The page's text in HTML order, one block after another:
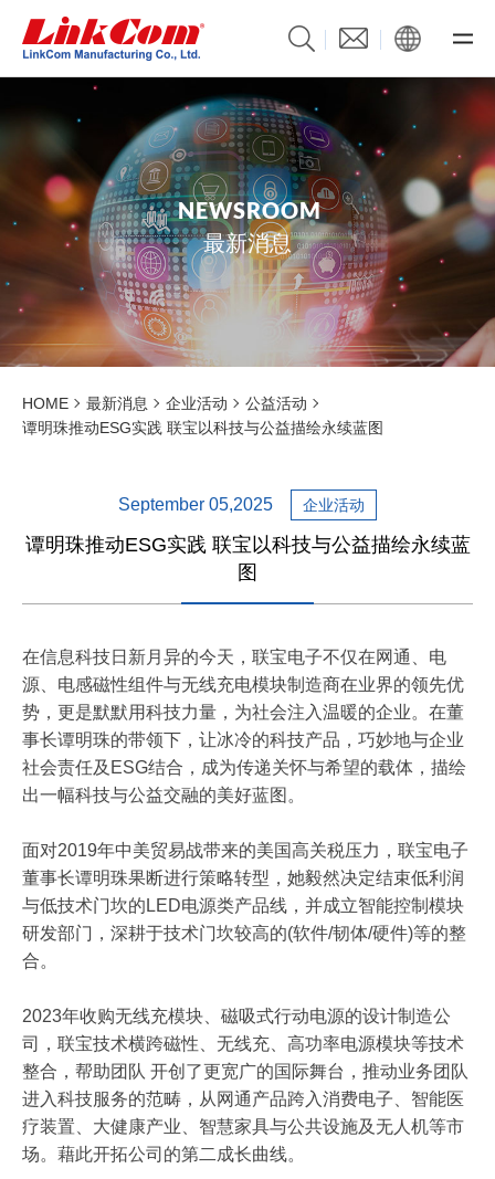
NEWSROOM
最新消息
HOME 最新消息 企业活动
公益活动
谭明珠推动ESG实践 联宝以科技与公益描绘永续蓝图
September 05,2025 企业活动
谭明珠推动ESG实践 联宝以科技与公益描绘永续蓝
图
在信息科技日新月异的今天，联宝电子不仅在网通、电
源、电感磁性组件与无线充电模块制造商在业界的领先优
势，更是默默用科技力量，为社会注入温暖的企业。在董
事长谭明珠的带领下，让冰冷的科技产品，巧妙地与企业
社会责任及ESG结合，成为传递关怀与希望的载体，描绘
出一幅科技与公益交融的美好蓝图。
面对2019年中美贸易战带来的美国高关税压力，联宝电子
董事长谭明珠果断进行策略转型，她毅然决定结束低利润
与低技术门坎的LED电源类产品线，并成立智能控制模块
研发部门，深耕于技术门坎较高的(软件/韧体/硬件)等的整
合。
2023年收购无线充模块、磁吸式行动电源的设计制造公
司，联宝技术横跨磁性、无线充、高功率电源模块等技术
整合，帮助团队 开创了更宽广的国际舞台，推动业务团队
进入科技服务的范畴，从网通产品跨入消费电子、智能医
疗装置、大健康产业、智慧家具与公共设施及无人机等市
场。藉此开拓公司的第二成长曲线。